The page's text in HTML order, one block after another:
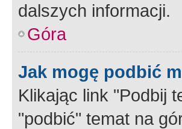
dalszych informacji.
Góra
Jak mogę podbić
Klikając link "Podbij
"podbić" temat na